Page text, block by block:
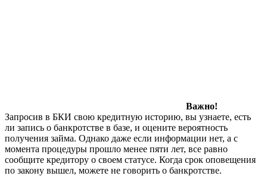
Важно!
Запросив в БКИ свою кредитную историю, вы узнаете, есть
ли запись о банкротстве в базе, и оцените вероятность
получения займа. Однако даже если информации нет, а с
момента процедуры прошло менее пяти лет, все равно
сообщите кредитору о своем статусе. Когда срок оповещения
по закону вышел, можете не говорить о банкротстве.